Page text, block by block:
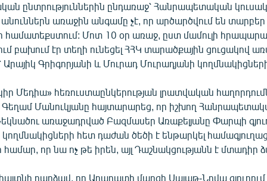
ընտրություններին ընդառաջ՝ Հանրապետական
առաջին անգամը չէ, որ արծարծվում են տարբեր
համատեքստում: Մոտ 10 օր առաջ, ըստ մամուլի
բախում էր տեղի ունեցել ՀՀԿ տարածքային ցուցակով
Արայիկ Գրիգորյանի և Մուրադ Մուրադյանի
Մեդիա» հեռուստաընկերության լրատվական
Մանուկյանը հայտարարեց, որ իշխող
առաջադրված Բազմասեր Առաքելյանը Փարպի
հետ դաժան ծեծի է ենթարկել
համար, որ նա ոչ թե իրեն, այլ Դաշնակցությանն է մտադիր
դարձավ, որ Արարատի մարզի Սայաթ-Նովա գյուղում